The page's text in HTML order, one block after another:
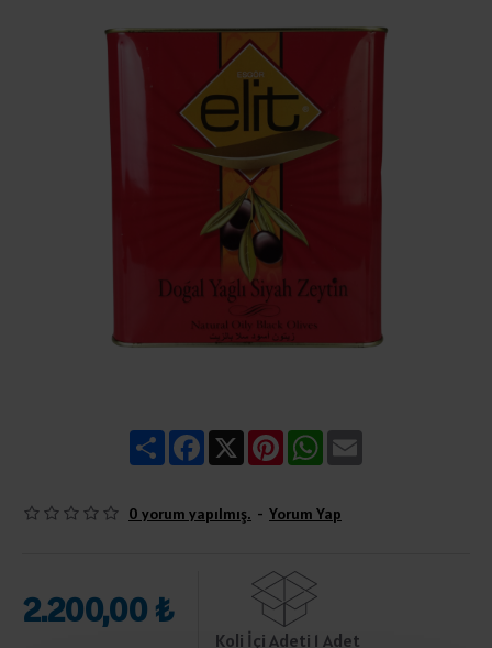
ShareFacebook
X PinterestWhatsApp
0 yorum yapılmış. - Yorum Yap
2.200,00 ₺
Koli İçi Adeti 1 Adet